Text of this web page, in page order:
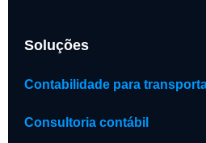
Soluções
Contabilidade para
Consultoria contábil